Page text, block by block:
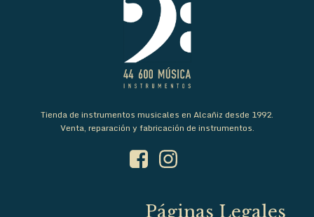
Tienda de instrumentos musicales en Alcañiz desde 1992.
Venta, reparación y fabricación de instrumentos.
Páginas Legales